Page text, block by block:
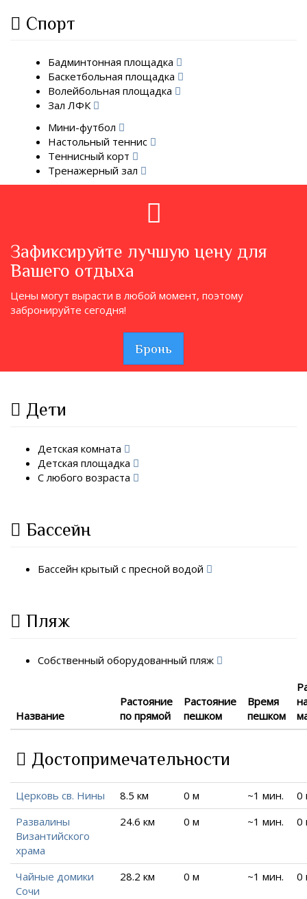
Спорт
Бадминтонная площадка
Баскетбольная площадка
Волейбольная площадка
Зал ЛФК
Мини-футбол
Настольный теннис
Теннисный корт
Тренажерный зал
Зафиксируйте лучшую цену для
Вашего отдыха
Цены могут вырасти в любой момент, поэтому
забронируйте сегодня!
Бронь
Дети
Детская комната
Детская площадка
С любого возраста
Бассейн
Бассейн крытый с пресной водой
Пляж
Собственный оборудованный пляж
Название
Растояние
по прямой
Растояние
пешком
Время
пешком
Достопримечательности
Церковь св. Нины 8.5 км 0 м ~1 мин.
0
Развалины
Византийского
храма
24.6 км 0 м ~1 мин. 0
Чайные домики
Сочи
28.2 км 0 м ~1 мин. 0